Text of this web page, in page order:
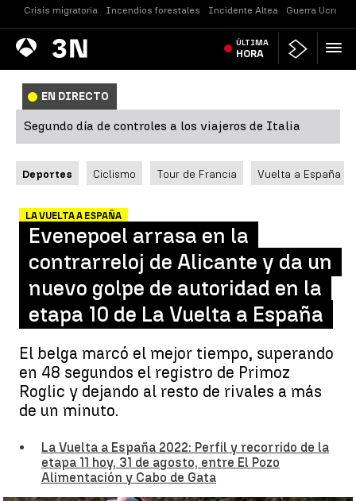
Crisis migratoria Incendios forestales Incidente Altea Guerra Ucrania
Antena
3 Noticias ÚLTIMA
HORA
EN DIRECTO
Segundo día de controles a los viajeros de Italia
Deportes Ciclismo Tour de Francia Vuelta a España
LA VUELTA A ESPAÑA
Evenepoel arrasa en la
contrarreloj de Alicante y da un
nuevo golpe de autoridad en la
etapa 10 de La Vuelta a España
El belga marcó el mejor tiempo, superando
en 48 segundos el registro de Primoz
Roglic y dejando al resto de rivales a más
de un minuto.
La Vuelta a España 2022: Perfil y recorrido de la
etapa 11 hoy, 31 de agosto, entre El Pozo
Alimentación y Cabo de Gata